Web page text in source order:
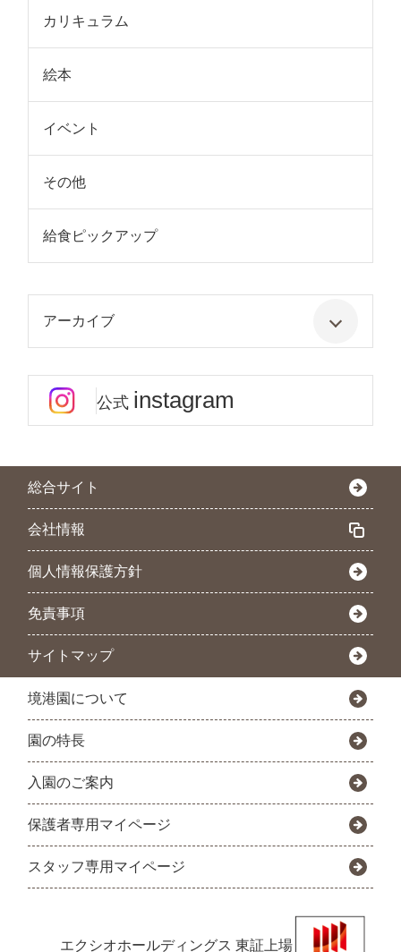
カリキュラム
絵本
イベント
その他
給食ピックアップ
アーカイブ
公式 instagram
総合サイト
会社情報
個人情報保護方針
免責事項
サイトマップ
境港園について
園の特長
入園のご案内
保護者専用マイページ
スタッフ専用マイページ
エクシオホールディングス 東証上場